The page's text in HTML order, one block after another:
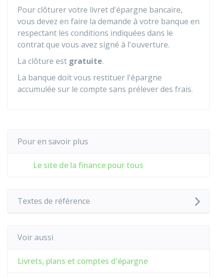
Pour clôturer votre livret d'épargne bancaire,
vous devez en faire la demande à votre banque en
respectant les conditions indiquées dans le
contrat que vous avez signé à l'ouverture.
La clôture est gratuite.
La banque doit vous restituer l'épargne
accumulée sur le compte sans prélever des frais.
Pour en savoir plus
Le site de la finance pour tous
Textes de référence
Voir aussi
Livrets, plans et comptes d'épargne